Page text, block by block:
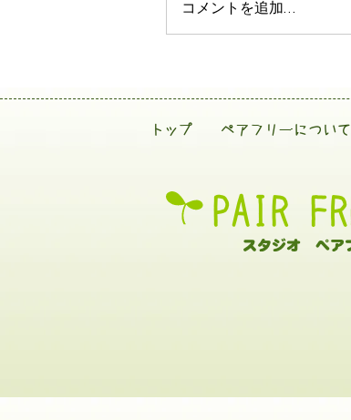
コメントを追加…
トップ ペアフリーについて